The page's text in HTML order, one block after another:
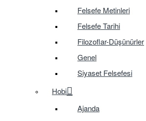
Felsefe Metinleri
Felsefe Tarihi
Filozoflar-Düşünürler
Genel
Siyaset Felsefesi
Hobi
Ajanda